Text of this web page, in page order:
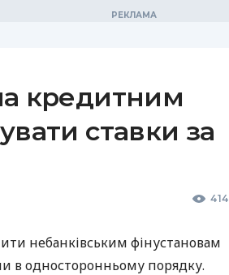
кредитним
ставки за
414
небанківським фінустановам
в односторонньому порядку.